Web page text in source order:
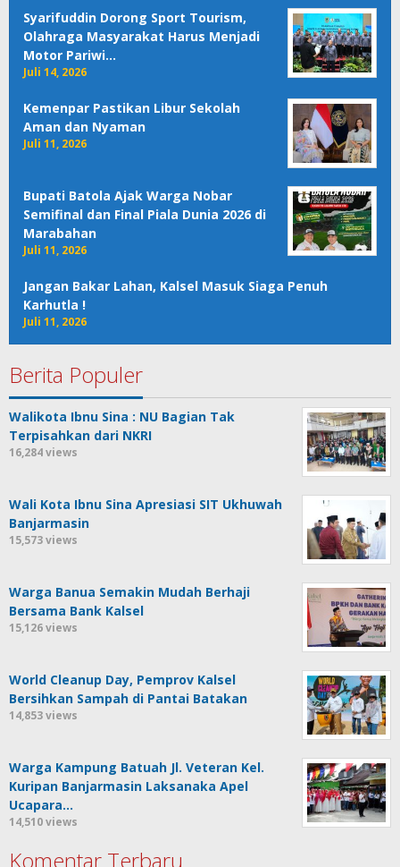
Syarifuddin Dorong Sport Tourism,
Olahraga Masyarakat Harus Menjadi
Motor Pariwi…
Juli 14, 2026
Kemenpar Pastikan Libur Sekolah
Aman dan Nyaman
Juli 11, 2026
Bupati Batola Ajak Warga Nobar
Semifinal dan Final Piala Dunia 2026 di
Marabahan
Juli 11, 2026
Jangan Bakar Lahan, Kalsel Masuk Siaga Penuh
Karhutla !
Juli 11, 2026
Berita Populer
Walikota Ibnu Sina : NU Bagian Tak
Terpisahkan dari NKRI
16,284 views
Wali Kota Ibnu Sina Apresiasi SIT Ukhuwah
Banjarmasin
15,573 views
Warga Banua Semakin Mudah Berhaji
Bersama Bank Kalsel
15,126 views
World Cleanup Day, Pemprov Kalsel
Bersihkan Sampah di Pantai Batakan
14,853 views
Warga Kampung Batuah Jl. Veteran Kel.
Kuripan Banjarmasin Laksanaka Apel
Ucapara…
14,510 views
Komentar Terbaru